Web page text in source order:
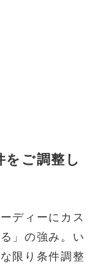
をご調整し
ディーにカス
」の強み。い
限り条件調整